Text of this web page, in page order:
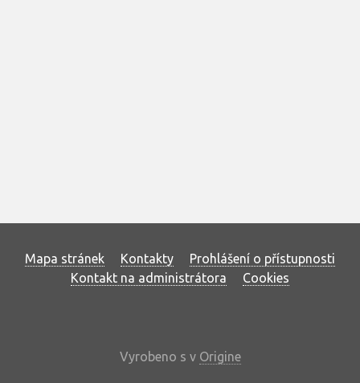
Mapa stránek Kontakty
Prohlášení o přístupnosti
Kontakt na administrátora
Cookies
Vyrobeno s v Origine